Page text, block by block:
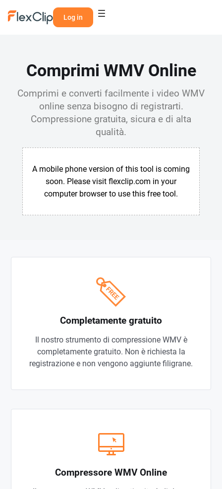
Log in
Comprimi WMV Online
Comprimi e converti facilmente i video WMV
online senza bisogno di registrarti.
Compressione gratuita, sicura e di alta
qualità.
A mobile phone version of this tool is coming
soon. Please visit flexclip.com in your
computer browser to use this free tool.
Completamente gratuito
Il nostro strumento di compressione WMV è
completamente gratuito. Non è richiesta la
registrazione e non vengono aggiunte filigrane.
Compressore WMV Online